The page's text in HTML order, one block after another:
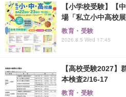
【小学校受験】【
場「私立小中高校
教育・受験
2026.8.5 Wed 17:45
【高校受験2027
本検査2/16-17
教育・受験